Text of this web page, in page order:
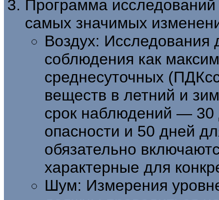
Программа
самых значимых
Воздух: Исследования
соблюдения как
среднесуточных
веществ в летний и
срок наблюдений — 30
опасности и 50 дней
обязательно
характерные для
Шум: Измерения